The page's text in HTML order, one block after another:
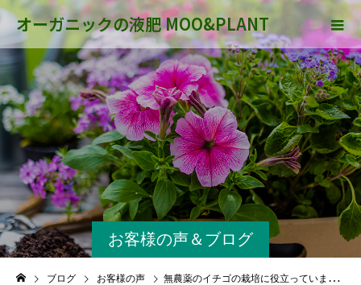
オーガニックの液肥 MOO&PLANT
お客様の声＆ブログ
ブログ お客様の声 無農薬のイチゴの栽培に役立っています。